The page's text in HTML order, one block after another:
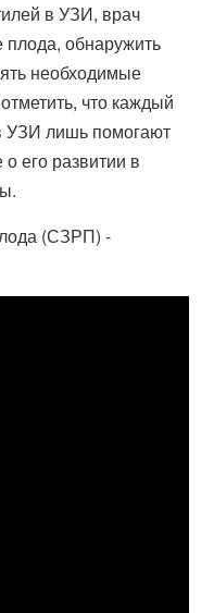
в УЗИ, врач
плода, обнаружить
необходимые
что каждый
УЗИ лишь помогают
его развитии в
(СЗРП) -